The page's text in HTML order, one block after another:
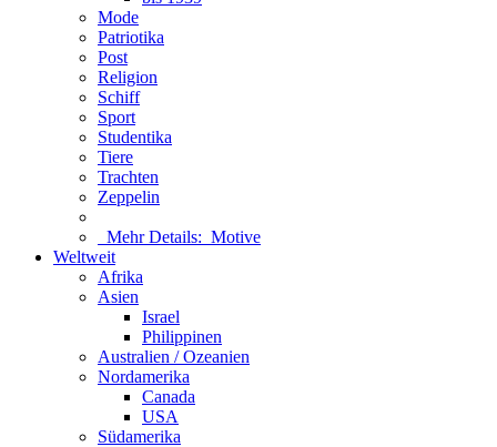
Mode
Patriotika
Post
Religion
Schiff
Sport
Studentika
Tiere
Trachten
Zeppelin
Mehr Details: Motive
Weltweit
Afrika
Asien
Israel
Philippinen
Australien / Ozeanien
Nordamerika
Canada
USA
Südamerika